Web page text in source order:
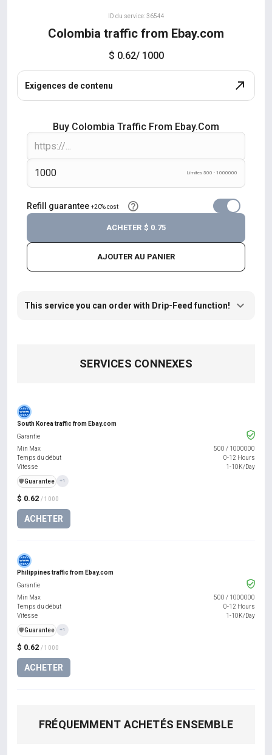
ID du service: 36544
Colombia traffic from Ebay.com
$ 0.62/ 1000
Exigences de contenu
Buy Colombia Traffic From Ebay.com
Límites 500 - 1000000
Refill guarantee +20% cost
AJOUTER AU PANIER
ACHETER $ 0.75
This service you can order with Drip-Feed function!
SERVICES CONNEXES
South Korea traffic from Ebay.com
$ 0.62 / 1000
ACHETER
Garantie
Min Max
500 / 1000000
Temps du début
0-12 Hours
Vitesse
1-10K/Day
️🛡️Guarantee +1
Philippines traffic from Ebay.com
$ 0.62 / 1000
ACHETER
Garantie
Min Max
500 / 1000000
Temps du début
0-12 Hours
Vitesse
1-10K/Day
️🛡️Guarantee +1
FRÉQUEMMENT ACHETÉS ENSEMBLE